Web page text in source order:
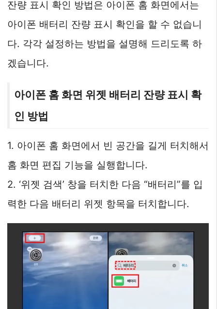
잔량 표시 확인 방법은 아이폰 홈 화면에서는
아이폰 배터리 잔량 표시 확인을 할 수 없습니
다. 각각 설정하는 방법을 설명해 드리도록 하
겠습니다.
아이폰 홈 화면 위젯 배터리 잔량 표시 확
인 방법
1. 아이폰 홈 화면에서 빈 공간을 길게 터치해서
홈 화면 편집 기능을 실행합니다.
2. ‘위젯 검색’ 창을 터치한 다음 “배터리”를 입
력한 다음 배터리 위젯 항목을 터치합니다.